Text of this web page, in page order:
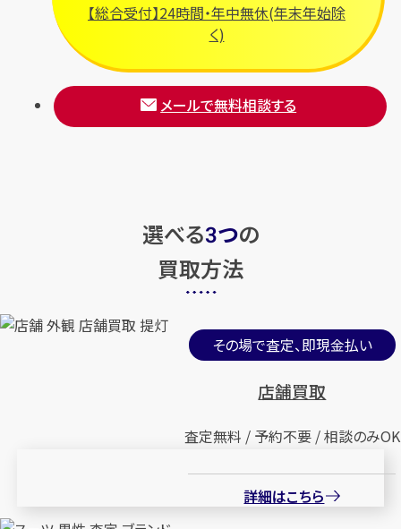
【総合受付】24時間・年中無休(年末年始除
く)
メールで無料相談する
選べる3つの
買取方法
その場で査定、即現金払い
店舗買取
査定無料 / 予約不要 / 相談のみOK
詳細はこちら